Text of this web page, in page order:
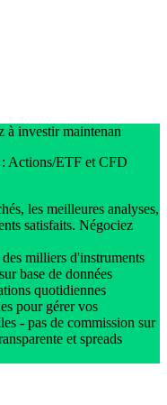
à investir maintenan
: Actions/ETF et CFD
les meilleures analyses,
satisfaits. Négociez
milliers d'instruments
base de données
quotidiennes
pour gérer vos
- pas de commission sur
et spreads